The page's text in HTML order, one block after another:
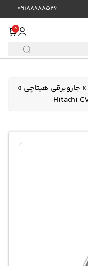
09188888546
0
» جاروبرقی هیتاچی »